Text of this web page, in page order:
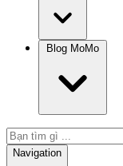
Blog MoMo
Navigation